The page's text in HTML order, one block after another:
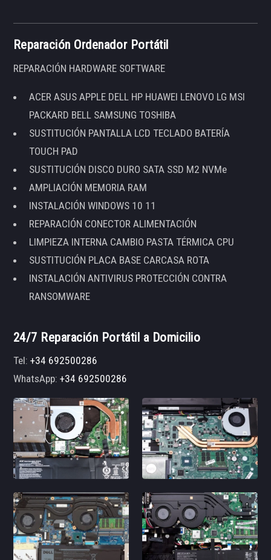
Reparación Ordenador Portátil
REPARACIÓN HARDWARE SOFTWARE
ACER ASUS APPLE DELL HP HUAWEI LENOVO LG MSI
PACKARD BELL SAMSUNG TOSHIBA
SUSTITUCIÓN PANTALLA LCD TECLADO BATERÍA
TOUCH PAD
SUSTITUCIÓN DISCO DURO SATA SSD M2 NVMe
AMPLIACIÓN MEMORIA RAM
INSTALACIÓN WINDOWS 10 11
REPARACIÓN CONECTOR ALIMENTACIÓN
LIMPIEZA INTERNA CAMBIO PASTA TÉRMICA CPU
SUSTITUCIÓN PLACA BASE CARCASA ROTA
INSTALACIÓN ANTIVIRUS PROTECCIÓN CONTRA
RANSOMWARE
24/7 Reparación Portátil a Domicilio
Tel:+34 692500286
WhatsApp:+34 692500286